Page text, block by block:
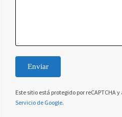
Este sitio está protegido por reCAPTCHA
Servicio de Google.